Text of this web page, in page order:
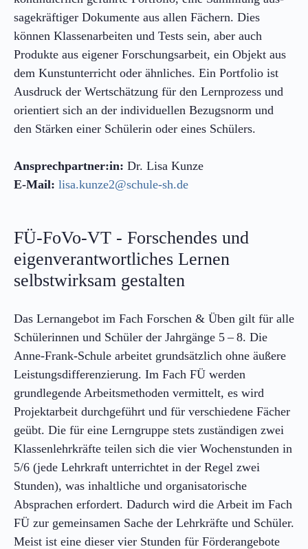
sage­kräftiger Dokumente aus allen Fächern. Dies
können Klassen­arbeiten und Tests sein, aber auch
Produkte aus eigener Forschungs­arbeit, ein Objekt aus
dem Kunst­unterricht oder ähnliches. Ein Portfolio ist
Ausdruck der Wert­schätzung für den Lern­prozess und
orientiert sich an der individuellen Bezugs­norm und
den Stärken einer Schülerin oder eines Schülers.
Ansprechpartner:in: Dr. Lisa Kunze
E-Mail: lisa.kunze2@schule-sh.de
FÜ-FoVo-VT - Forschendes und
eigenverantwortliches Lernen
selbstwirksam gestalten
Das Lernangebot im Fach Forschen & Üben gilt für alle
Schülerinnen und Schüler der Jahrgänge 5 – 8. Die
Anne-Frank-Schule arbeitet grundsätzlich ohne äußere
Leistungsdifferenzierung. Im Fach FÜ werden
grundlegende Arbeitsmethoden vermittelt, es wird
Projektarbeit durchgeführt und für verschiedene Fächer
geübt. Die für eine Lerngruppe stets zuständigen zwei
Klassenlehrkräfte teilen sich die vier Wochenstunden in
5/6 (jede Lehrkraft unterrichtet in der Regel zwei
Stunden), was inhaltliche und organisatorische
Absprachen erfordert. Dadurch wird die Arbeit im Fach
FÜ zur gemeinsamen Sache der Lehrkräfte und Schüler.
Meist ist eine dieser vier Stunden für Förderangebote